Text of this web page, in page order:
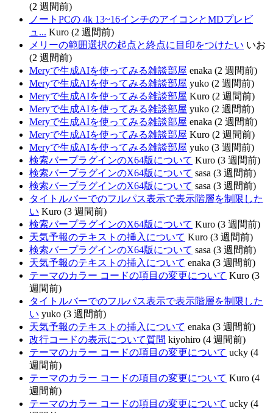
(2 週間前)
ノートPCの 4k 13~16インチのアイコンとMDプレビ
ュ... Kuro (2 週間前)
メリーの範囲選択の起点と終点に目印をつけたい いお
(2 週間前)
Meryで生成AIを使ってみる雑談部屋 enaka (2 週間前)
Meryで生成AIを使ってみる雑談部屋 yuko (2 週間前)
Meryで生成AIを使ってみる雑談部屋 Kuro (2 週間前)
Meryで生成AIを使ってみる雑談部屋 yuko (2 週間前)
Meryで生成AIを使ってみる雑談部屋 enaka (2 週間前)
Meryで生成AIを使ってみる雑談部屋 Kuro (2 週間前)
Meryで生成AIを使ってみる雑談部屋 yuko (3 週間前)
検索バープラグインのX64版について Kuro (3 週間前)
検索バープラグインのX64版について sasa (3 週間前)
検索バープラグインのX64版について sasa (3 週間前)
タイトルバーでのフルパス表示で表示階層を制限した
い Kuro (3 週間前)
検索バープラグインのX64版について Kuro (3 週間前)
天気予報のテキストの挿入について Kuro (3 週間前)
検索バープラグインのX64版について sasa (3 週間前)
天気予報のテキストの挿入について enaka (3 週間前)
テーマのカラー コードの項目の変更について Kuro (3
週間前)
タイトルバーでのフルパス表示で表示階層を制限した
い yuko (3 週間前)
天気予報のテキストの挿入について enaka (3 週間前)
改行コードの表示について質問 kiyohiro (4 週間前)
テーマのカラー コードの項目の変更について ucky (4
週間前)
テーマのカラー コードの項目の変更について Kuro (4
週間前)
テーマのカラー コードの項目の変更について ucky (4